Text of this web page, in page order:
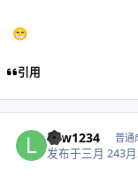
😁
引用
leiw1234 普通
发布于三月 243